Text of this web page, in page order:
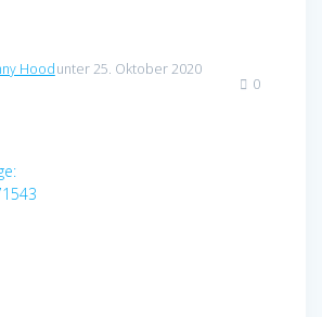
Hoodunter 25. Oktober 2020
0
Vorheriger
Beitrag: